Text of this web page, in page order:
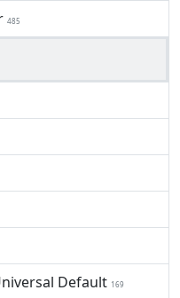
485
Default 169